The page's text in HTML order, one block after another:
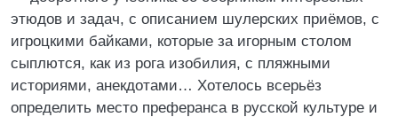
этюдов и задач, с описанием шулерских приёмов, с
игроцкими байками, которые за игорным столом
сыплются, как из рога изобилия, с пляжными
историями, анекдотами… Хотелось всерьёз
определить место преферанса в русской культуре и